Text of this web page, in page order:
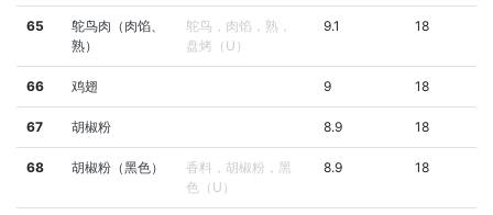
65
鸵鸟肉（肉馅、
熟）
鸵鸟，肉馅，熟，
盘烤（U）
9.1 18
66 鸡翅 9 18
67 胡椒粉 8.9 18
68 胡椒粉（黑色）
香料，胡椒粉，黑
色（U）
8.9 18